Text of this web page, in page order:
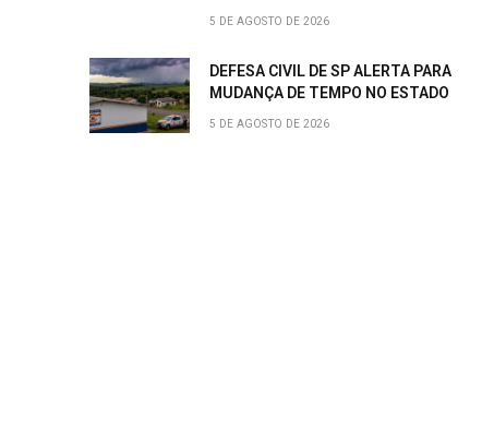
5 DE AGOSTO DE 2026
DEFESA CIVIL DE SP ALERTA PARA
MUDANÇA DE TEMPO NO ESTADO
5 DE AGOSTO DE 2026